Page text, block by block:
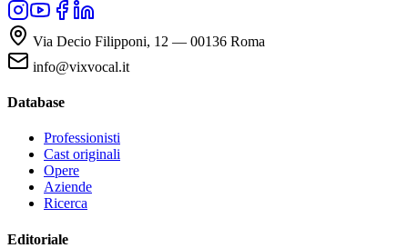
Via Decio Filipponi, 12 — 00136 Roma
info@vixvocal.it
Database
Professionisti
Cast originali
Opere
Aziende
Ricerca
Editoriale